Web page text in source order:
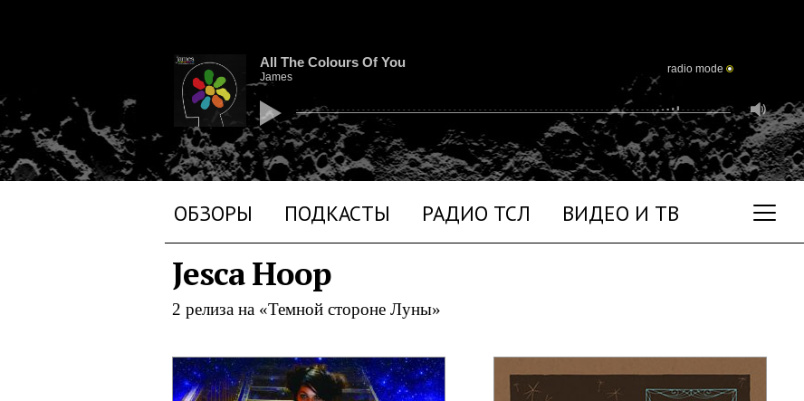
ОБЗОРЫ ПОДКАСТЫ РАДИО ТСЛ ВИДЕО И ТВ
All The Colours Of You
James
radio mode
Jesca Hoop
2 релиза на «Темной стороне Луны»